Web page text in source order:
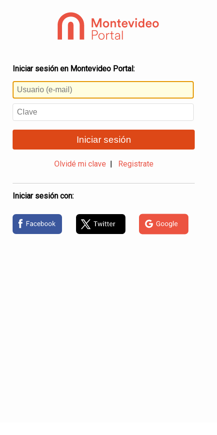
Iniciar sesión en Montevideo Portal:
Iniciar sesión
Olvidé mi clave Registrate
Iniciar sesión con: